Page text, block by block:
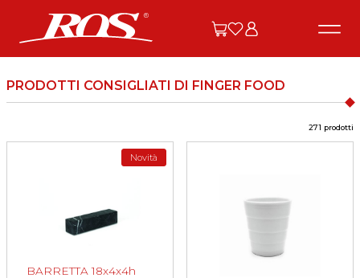
PRODOTTI CONSIGLIATI DI FINGER FOOD
271 prodotti
Novità
BARRETTA 18x4x4h